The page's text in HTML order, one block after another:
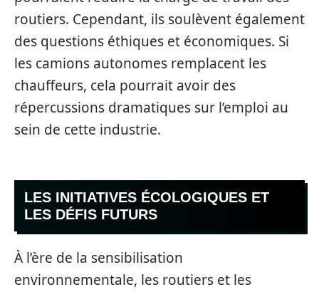
routiers. Cependant, ils soulèvent également
des questions éthiques et économiques. Si
les camions autonomes remplacent les
chauffeurs, cela pourrait avoir des
répercussions dramatiques sur l’emploi au
sein de cette industrie.
LES INITIATIVES ÉCOLOGIQUES ET
LES DÉFIS FUTURS
À l’ère de la sensibilisation
environnementale, les routiers et les